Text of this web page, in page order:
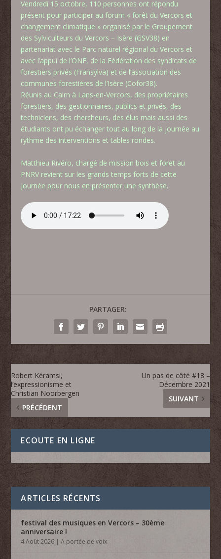
Vendredi 15 octobre, 110 personnes ont répondu
présent pour participer au forum « forêt du Vercors et
changement climatique » organisé par le Groupement
des Sylviculteurs du Vercors – Isère (GSV38) en
partenariat avec le Parc naturel régional du Vercors et
avec l’appui de l’ONF, de la Fédération des syndicats de
forestiers privés (Fransylva) et de l’association des
communes forestières de l’Isère (Cofor38).
Réunis au Cairn à Lans-en-Vercors, des propriétaires
forestiers, des gestionnaires, publics et privés, des
techniciens, des chercheurs, des élus mais aussi des
étudiants ont pu échanger tout au long de la journée au
rythme des interventions et tables rondes.
Matthieu Rivéro, chargé de mission bois et foret au
PNRV revient sur les grands temps forts de cette
journée pour nous en présenter une synthèse.
PARTAGER:
Robert Kéramsi,
l’expressionisme et
Christian Noorbergen
PRÉCÉDENT
Un pas de côté #18 –
Décembre 2021
SUIVANT
ECOUTE EN LIGNE
ARTICLES RÉCENTS
festival des musiques en Vercors – 30ème
anniversaire !
4 Août 2026 |A portée de voix